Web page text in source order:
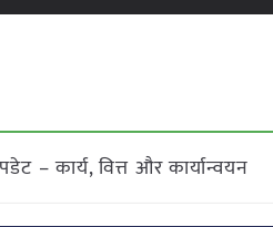
कार्य, वित्त और कार्यान्वयन